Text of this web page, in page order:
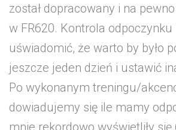
został dopracowany i na
w FR620. Kontrola
uświadomić, że warto by było
jeszcze jeden dzień i ustawić
Po wykonanym treningu/
dowiadujemy się ile mamy
mnie rekordowo wyświetliły się